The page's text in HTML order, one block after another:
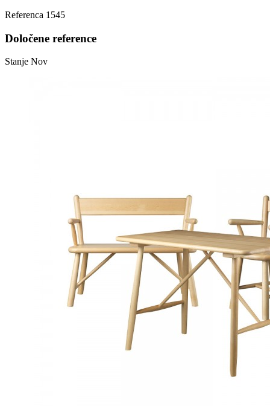
Referenca 1545
Določene reference
Stanje Nov